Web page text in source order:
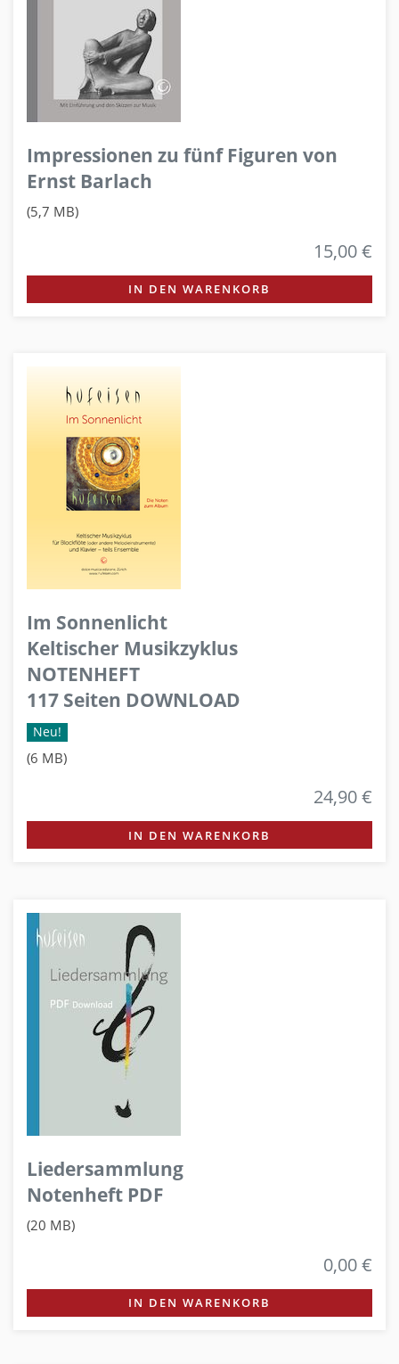
Impressionen zu fünf Figuren von
Ernst Barlach
(5,7 MB)
15,00 €
IN DEN WARENKORB
Im Sonnenlicht
Keltischer Musikzyklus
NOTENHEFT
117 Seiten DOWNLOAD
Neu!
(6 MB)
24,90 €
IN DEN WARENKORB
Liedersammlung
Notenheft PDF
(20 MB)
0,00 €
IN DEN WARENKORB